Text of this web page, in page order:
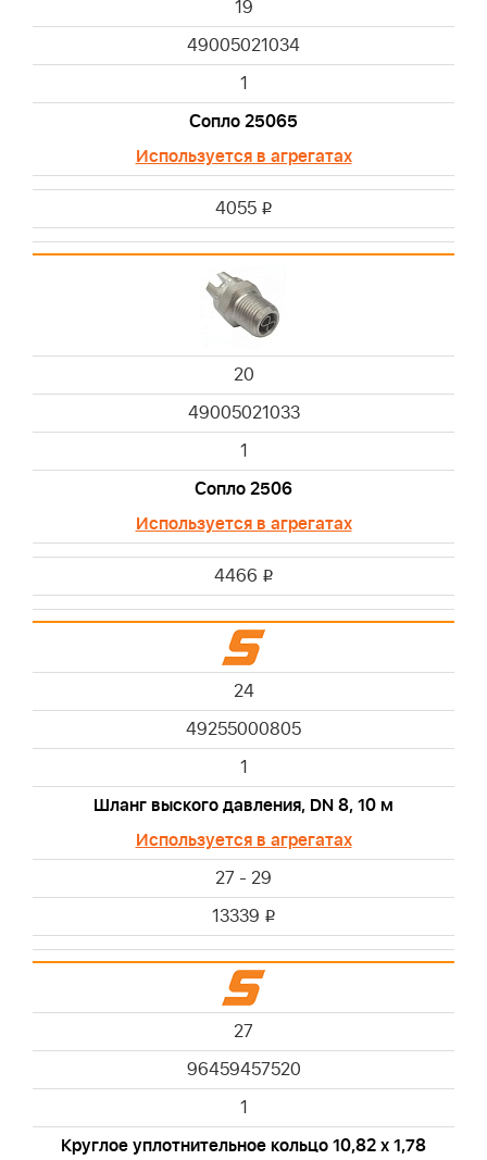
19
49005021034
1
Сопло 25065
Используется в агрегатах
4055 i
20
49005021033
1
Сопло 2506
Используется в агрегатах
4466 i
24
49255000805
1
Шланг выского давления, DN 8, 10 м
Используется в агрегатах
27 - 29
13339 i
27
96459457520
1
Круглое уплотнительное кольцо 10,82 х 1,78